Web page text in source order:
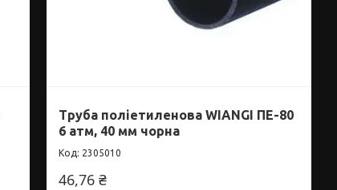
Труба поліетиленова WIANGI ПЕ-80
6 атм, 40 мм чорна
2305010
46,76 ₴